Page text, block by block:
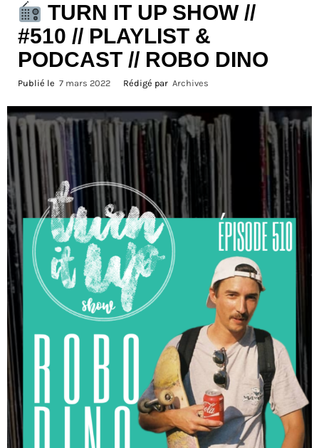
TURN IT UP SHOW //
#510 // PLAYLIST &
PODCAST // ROBO DINO
Publié le 7 mars 2022 Rédigé par Archives